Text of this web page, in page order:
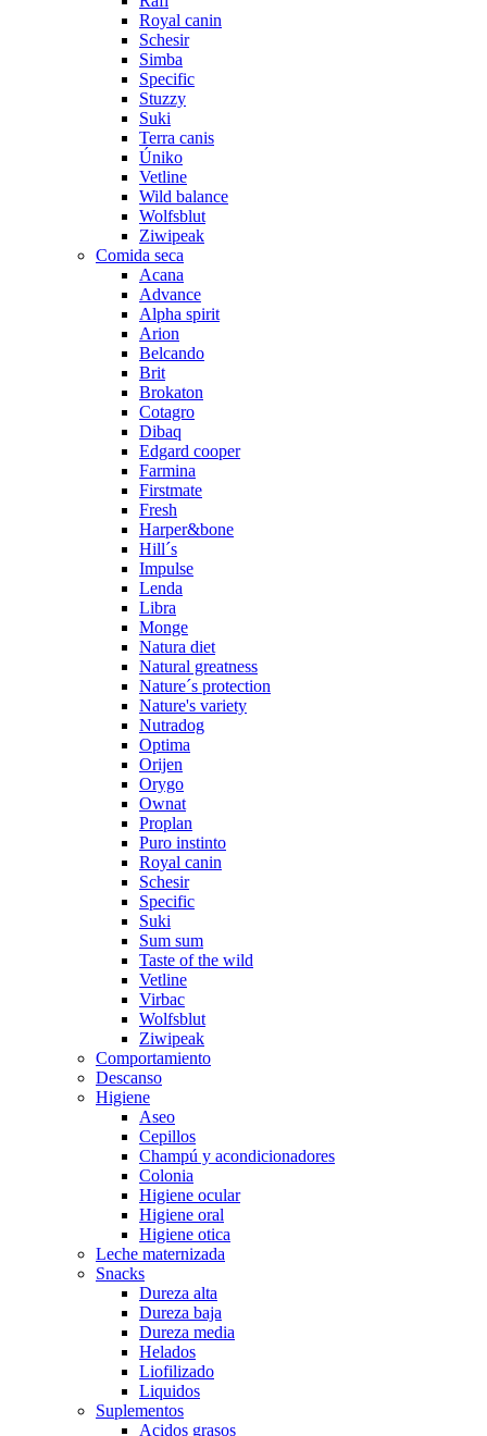
Royal canin
Schesir
Simba
Specific
Stuzzy
Suki
Terra canis
Úniko
Vetline
Wild balance
Wolfsblut
Ziwipeak
Comida seca
Acana
Advance
Alpha spirit
Arion
Belcando
Brit
Brokaton
Cotagro
Dibaq
Edgard cooper
Farmina
Firstmate
Fresh
Harper&bone
Hill´s
Impulse
Lenda
Libra
Monge
Natura diet
Natural greatness
Nature´s protection
Nature's variety
Nutradog
Optima
Orijen
Orygo
Ownat
Proplan
Puro instinto
Royal canin
Schesir
Specific
Suki
Sum sum
Taste of the wild
Vetline
Virbac
Wolfsblut
Ziwipeak
Comportamiento
Descanso
Higiene
Aseo
Cepillos
Champú y acondicionadores
Colonia
Higiene ocular
Higiene oral
Higiene otica
Leche maternizada
Snacks
Dureza alta
Dureza baja
Dureza media
Helados
Liofilizado
Liquidos
Suplementos
Acidos grasos